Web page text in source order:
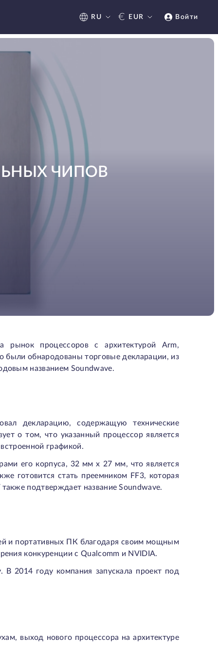
RU € EUR Войти
ЧИПОВ
процессоров с архитектурой Arm,
были обнародованы торговые декларации, из
названием Soundwave.
декларацию, содержащую технические
о том, что указанный процессор является
графикой.
его корпуса, 32 мм x 27 мм, что является
готовится стать преемником FF3, которая
подтверждает название Soundwave.
и портативных ПК благодаря своим мощным
конкуренции с Qualcomm и NVIDIA.
2014 году компания запускала проект под
выход нового процессора на архитектуре